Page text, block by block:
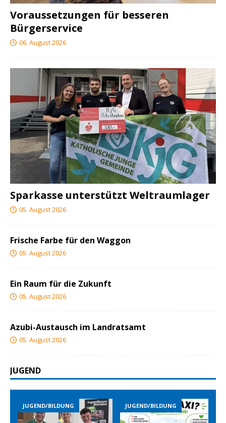
Voraussetzungen für besseren
Bürgerservice
06. August 2026
Sparkasse unterstützt Weltraumlager
05. August 2026
Frische Farbe für den Waggon
05. August 2026
Ein Raum für die Zukunft
05. August 2026
Azubi-Austausch im Landratsamt
05. August 2026
JUGEND
JUGEND/BILDUNG JUGEND/BILDUNG